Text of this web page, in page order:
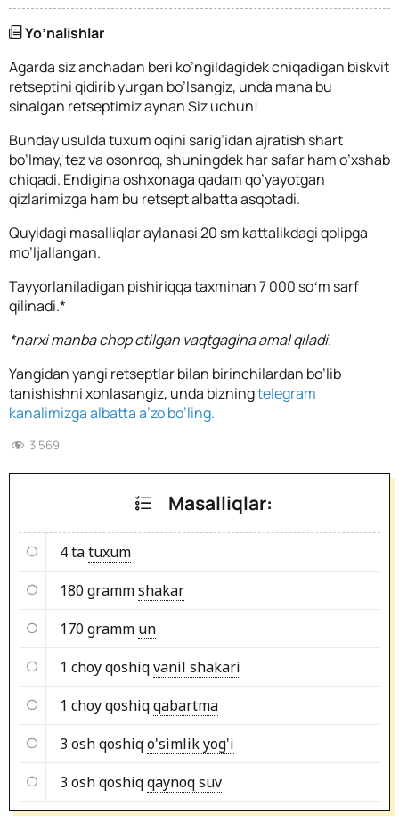
Yo’nalishlar
Agarda siz anchadan beri ko’ngildagidek chiqadigan biskvit
retseptini qidirib yurgan bo’lsangiz, unda mana bu
sinalgan retseptimiz aynan Siz uchun!
Bunday usulda tuxum oqini sarig’idan ajratish shart
bo’lmay, tez va osonroq, shuningdek har safar ham o’xshab
chiqadi. Endigina oshxonaga qadam qo’yayotgan
qizlarimizga ham bu retsept albatta asqotadi.
Quyidagi masalliqlar aylanasi 20 sm kattalikdagi qolipga
mo’ljallangan.
Tayyorlaniladigan pishiriqqa taxminan 7 000 soʻm sarf
qilinadi.*
*narxi manba chop etilgan vaqtgagina amal qiladi.
Yangidan yangi retseptlar bilan birinchilardan bo’lib
tanishishni xohlasangiz, unda bizningtelegram
kanalimizga albatta a’zo bo’ling.
3 569
Masalliqlar:
4 tatuxum
180 grammshakar
170 gramm un
1 choy qoshiqvanil shakari
1 choy qoshiqqabartma
3 osh qoshiqo'simlik yog'i
3 osh qoshiqqaynoq suv